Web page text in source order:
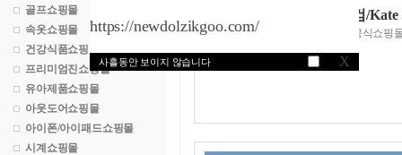
https://newdolzikgoo.com/
사흘동안 보이지 않습니다 X
골프쇼핑몰
속옷쇼핑몰
건강식품쇼핑몰
프리미엄진쇼핑몰
유아제품쇼핑몰
아웃도어쇼핑몰
아이폰/아이패드쇼핑몰
시계쇼핑몰
케이트스페이드닷컴/Kate
케이트 스페이드 공식쇼핑